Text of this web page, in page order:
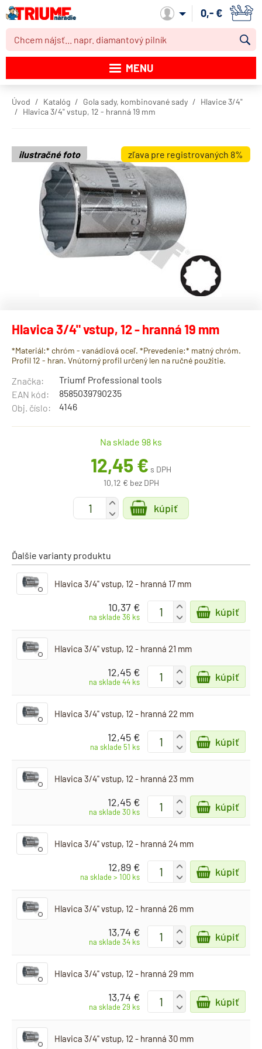
Môj účet
0,- €
MENU
Akcie
Výpredaj
Obchodné podmienky
Dodacie podmienky
Kontakt
Úvod Katalóg Gola sady, kombinované sady
Hlavice 3/4"
Hlavica 3/4" vstup, 12 - hranná 19 mm
zľava pre registrovaných 8%
ilustračné foto
Hlavica 3/4" vstup, 12 - hranná 19 mm
*Materiál:* chróm - vanádiová oceľ. *Prevedenie:* matný chróm.
Profil 12 - hran. Vnútorný profil určený len na ručné použitie.
Značka:
Triumf Professional tools
EAN kód:
8585039790235
Obj. číslo:
4146
Na sklade 98 ks
12,45 € s DPH
10,12 € bez DPH
+
-
kúpiť
Ďalšie varianty produktu
Hlavica 3/4" vstup, 12 - hranná 17 mm
10,37 €
na sklade 36 ks
+
-
kúpiť
Hlavica 3/4" vstup, 12 - hranná 21 mm
12,45 €
na sklade 44 ks
+
-
kúpiť
Hlavica 3/4" vstup, 12 - hranná 22 mm
12,45 €
na sklade 51 ks
+
-
kúpiť
Hlavica 3/4" vstup, 12 - hranná 23 mm
12,45 €
na sklade 30 ks
+
-
kúpiť
Hlavica 3/4" vstup, 12 - hranná 24 mm
12,89 €
na sklade > 100 ks
+
-
kúpiť
Hlavica 3/4" vstup, 12 - hranná 26 mm
13,74 €
na sklade 34 ks
+
-
kúpiť
Hlavica 3/4" vstup, 12 - hranná 29 mm
13,74 €
na sklade 29 ks
+
-
kúpiť
Hlavica 3/4" vstup, 12 - hranná 30 mm